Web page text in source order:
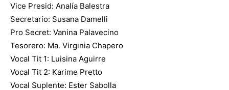
Vice Presid: Analía Balestra
Secretario: Susana Damelli
Pro Secret: Vanina Palavecino
Tesorero: Ma. Virginia Chapero
Vocal Tit 1: Luisina Aguirre
Vocal Tit 2: Karime Pretto
Vocal Suplente: Ester Sabolla